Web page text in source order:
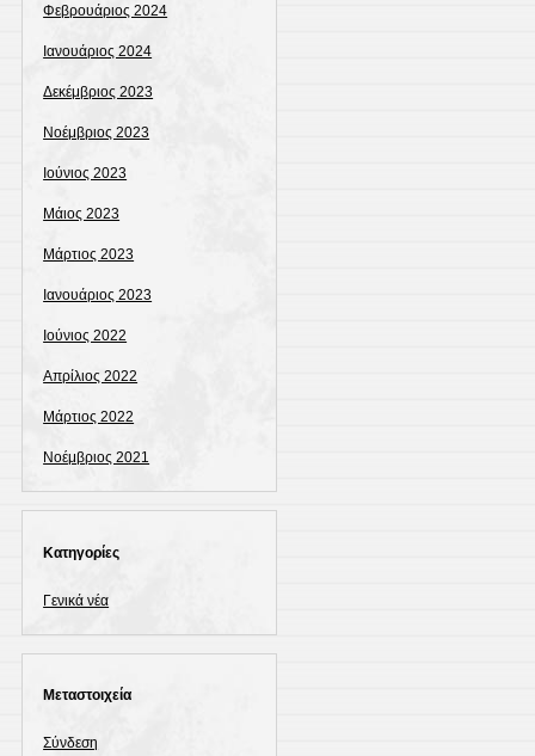
Φεβρουάριος 2024
Ιανουάριος 2024
Δεκέμβριος 2023
Νοέμβριος 2023
Ιούνιος 2023
Μάιος 2023
Μάρτιος 2023
Ιανουάριος 2023
Ιούνιος 2022
Απρίλιος 2022
Μάρτιος 2022
Νοέμβριος 2021
Kατηγορίες
Γενικά νέα
Μεταστοιχεία
Σύνδεση